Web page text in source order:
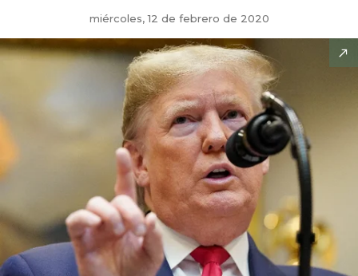
miércoles, 12 de febrero de 2020